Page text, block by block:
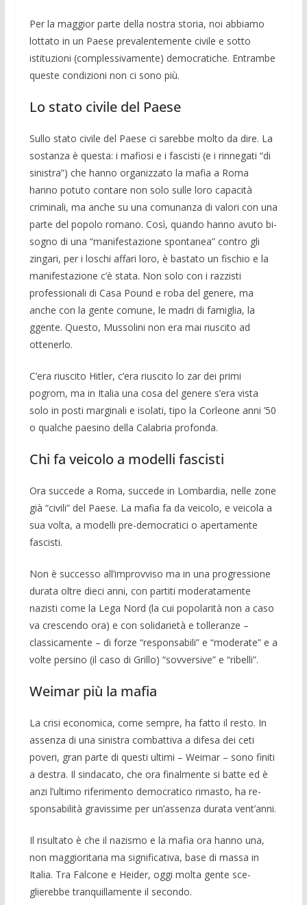
Per la maggior parte della nostra storia, noi abbiamo
lottato in un Paese prevalen­temente civile e sotto
istituzioni (com­plessivamente) democratiche. Entrambe
queste condizioni non ci sono più.
Lo stato civile del Paese
Sullo stato civile del Paese ci sarebbe molto da dire. La
sostanza è questa: i ma­fiosi e i fascisti (e i rinnegati “di
sinistra”) che hanno organizzato la mafia a Roma
hanno potuto contare non solo sulle loro capacità
criminali, ma an­che su una co­munanza di valori con una
parte del popo­lo romano. Così, quando hanno avu­to bi­
sogno di una “manifesta­zione sponta­nea” contro gli
zingari, per i loschi affari loro, è bastato un fischio e la
manifesta­zione c’è stata. Non solo con i razzisti
professio­nali di Casa Pound e roba del gene­re, ma
anche con la gente comune, le ma­dri di famiglia, la
ggente. Questo, Musso­lini non era mai riuscito ad
ottenerlo.
C’era riuscito Hitler, c’era riuscito lo zar dei primi
pogrom, ma in Italia una cosa del genere s’era vi­sta
solo in posti margi­nali e isolati, tipo la Corleone anni ’50
o qualche paesino della Ca­labria profonda.
Chi fa veicolo a modelli fascisti
Ora succede a Roma, succede in Lombardia, nelle zone
già “ci­vili” del Paese. La ma­fia fa da vei­colo, e veicola a
sua vol­ta, a modelli pre-democratici o apertamente
fascisti.
Non è successo all’improvviso ma in una progressione
du­rata oltre dieci anni, con partiti moderata­mente
nazisti come la Lega Nord (la cui popolarità non a caso
va crescendo ora) e con solidarietà e tolle­ranze –
classicamen­te – di forze “responsa­bili” e “moderate” e a
volte persino (il caso di Grillo) “sovversive” e “ribelli”.
Weimar più la mafia
La crisi economica, come sempre, ha fatto il resto. In
assenza di una sinistra combat­tiva a difesa dei ceti
poveri, gran parte di questi ultimi – Wei­mar – sono fini­ti
a destra. Il sindacato, che ora finalmente si batte ed è
anzi l’ulti­mo riferimento de­mocratico rimasto, ha re­
sponsabilità gra­vissime per un’assenza durata vent’anni.
Il risultato è che il nazismo e la mafia ora hanno una,
non maggioritaria ma si­gnificativa, base di massa in
Italia. Tra Falcone e Heider, oggi molta gente sce­
glierebbe tranquillamente il secondo.